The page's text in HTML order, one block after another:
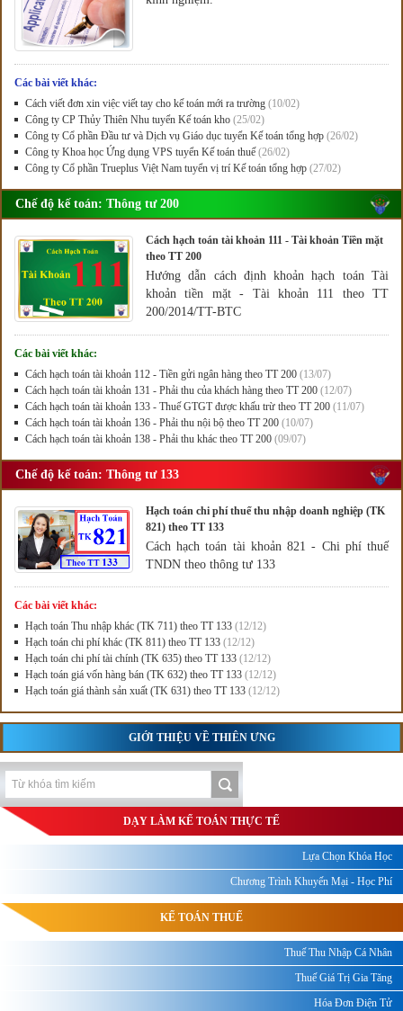
Các bài viết khác:
Cách viết đơn xin việc viết tay cho kế toán mới ra trường (10/02)
Công ty CP Thủy Thiên Nhu tuyển Kế toán kho (25/02)
Công ty Cổ phần Đầu tư và Dịch vụ Giáo dục tuyển Kế toán tổng hợp (26/02)
Công ty Khoa học Ứng dụng VPS tuyển Kế toán thuế(26/02)
Công ty Cổ phần Trueplus Việt Nam tuyển vị trí Kế toán tổng hợp (27/02)
Chế độ kế toán: Thông tư 200
Cách hạch toán tài khoản 111 - Tài khoản Tiền mặt
theo TT 200
Hướng dẫn cách định khoản hạch toán Tài
khoản tiền mặt - Tài khoản 111 theo TT
200/2014/TT-BTC
Các bài viết khác:
Cách hạch toán tài khoản 112 - Tiền gửi ngân hàng theo TT 200 (13/07)
Cách hạch toán tài khoản 131 - Phải thu của khách hàng theo TT 200 (12/07)
Cách hạch toán tài khoản 133 - Thuế GTGT được khấu trừ theo TT 200 (11/07)
Cách hạch toán tài khoản 136 - Phải thu nội bộ theo TT 200 (10/07)
Cách hạch toán tài khoản 138 - Phải thu khác theo TT 200 (09/07)
Chế độ kế toán: Thông tư 133
Hạch toán chi phí thuế thu nhập doanh nghiệp (TK
821) theo TT 133
Cách hạch toán tài khoản 821 - Chi phí thuế
TNDN theo thông tư 133
Các bài viết khác:
Hạch toán Thu nhập khác (TK 711) theo TT 133 (12/12)
Hạch toán chi phí khác (TK 811) theo TT 133 (12/12)
Hạch toán chi phí tài chính (TK 635) theo TT 133 (12/12)
Hạch toán giá vốn hàng bán (TK 632) theo TT 133 (12/12)
Hạch toán giá thành sản xuất (TK 631) theo TT 133 (12/12)
GIỚI THIỆU VỀ THIÊN ƯNG
DẠY LÀM KẾ TOÁN THỰC TẾ
Lựa Chọn Khóa Học
Chương Trình Khuyến Mại - Học Phí
KẾ TOÁN THUẾ
Thuế Thu Nhập Cá Nhân
Thuế Giá Trị Gia Tăng
Hóa Đơn Điện Tử